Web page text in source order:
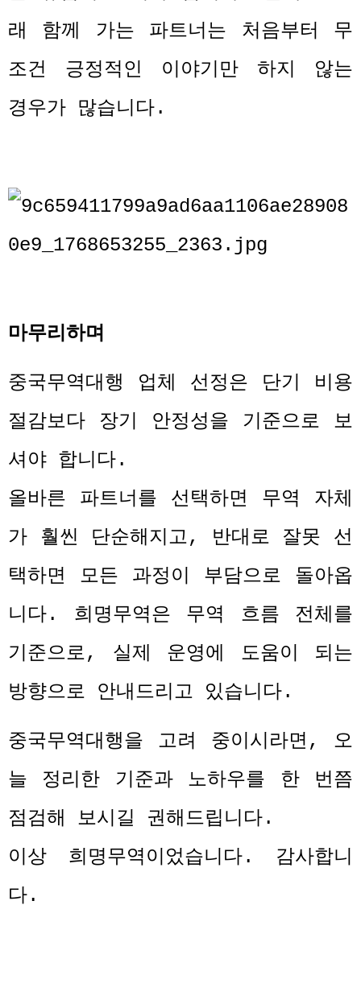
래 함께 가는 파트너는 처음부터 무
조건 긍정적인 이야기만 하지 않는
경우가 많습니다.
마무리하며
중국무역대행 업체 선정은 단기 비용
절감보다 장기 안정성을 기준으로 보
셔야 합니다.
올바른 파트너를 선택하면 무역 자체
가 훨씬 단순해지고, 반대로 잘못 선
택하면 모든 과정이 부담으로 돌아옵
니다. 희명무역은 무역 흐름 전체를
기준으로, 실제 운영에 도움이 되는
방향으로 안내드리고 있습니다.
중국무역대행을 고려 중이시라면 , 오
늘 정리한 기준과 노하우를 한 번쯤
점검해 보시길 권해드립니다.
이상 희명무역이었습니다. 감사합니
다.